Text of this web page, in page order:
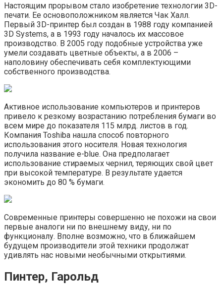
Настоящим прорывом стало изобретение технологии 3D-
печати. Ее основоположником является Чак Халл.
Первый 3D-принтер был создан в 1988 году компанией
3D Systems, а в 1993 году началось их массовое
производство. В 2005 году подобные устройства уже
умели создавать цветные объекты, а в 2006 –
наполовину обеспечивать себя комплектующими
собственного производства.
Активное использование компьютеров и принтеров
привело к резкому возрастанию потребления бумаги во
всем мире до показателя 115 млрд. листов в год.
Компания Toshiba нашла способ повторного
использования этого носителя. Новая технология
получила название e-blue. Она предполагает
использование стираемых чернил, теряющих свой цвет
при высокой температуре. В результате удается
экономить до 80 % бумаги.
Современные принтеры совершенно не похожи на свои
первые аналоги ни по внешнему виду, ни по
функционалу. Вполне возможно, что в ближайшем
будущем производители этой техники продолжат
удивлять нас новыми необычными открытиями.
Пинтер, Гарольд